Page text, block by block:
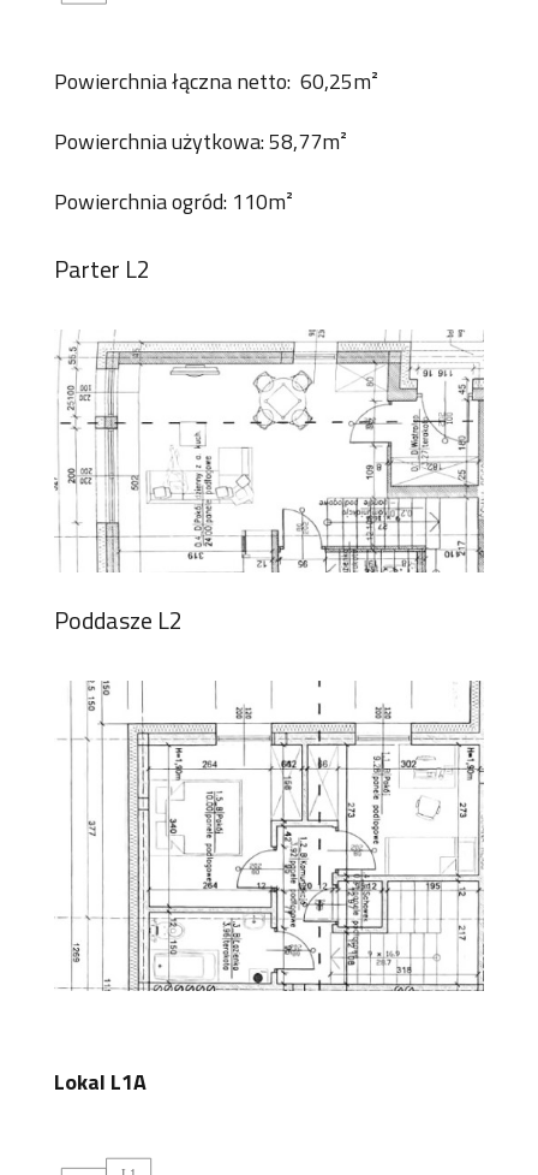
Powierchnia łączna netto: 60,25m²
Powierchnia użytkowa: 58,77m²
Powierchnia ogród: 110m²
Parter L2
Poddasze L2
Lokal L1A